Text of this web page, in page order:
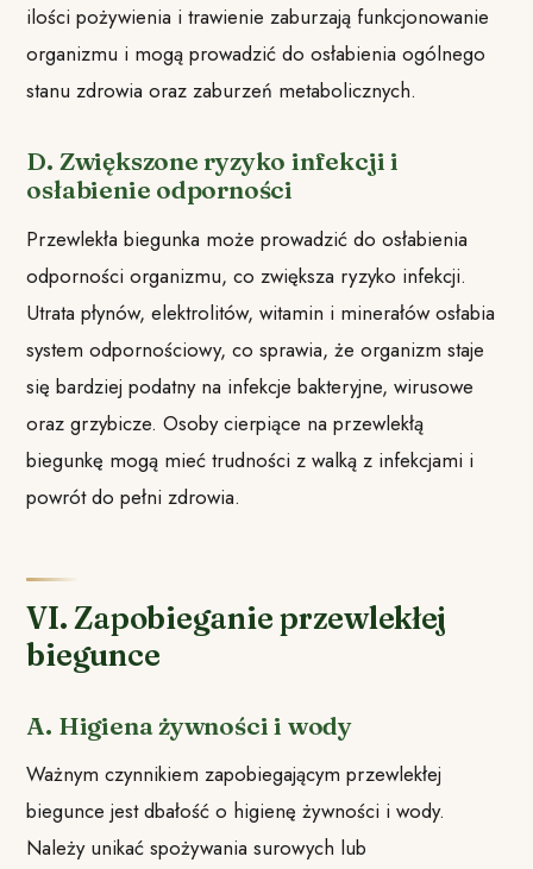
ilości pożywienia i trawienie zaburzają funkcjonowanie
organizmu i mogą prowadzić do osłabienia ogólnego
stanu zdrowia oraz zaburzeń metabolicznych.
D. Zwiększone ryzyko infekcji i
osłabienie odporności
Przewlekła biegunka może prowadzić do osłabienia
odporności organizmu, co zwiększa ryzyko infekcji.
Utrata płynów, elektrolitów, witamin i minerałów osłabia
system odpornościowy, co sprawia, że organizm staje
się bardziej podatny na infekcje bakteryjne, wirusowe
oraz grzybicze. Osoby cierpiące na przewlekłą
biegunkę mogą mieć trudności z walką z infekcjami i
powrót do pełni zdrowia.
VI. Zapobieganie przewlekłej
biegunce
A. Higiena żywności i wody
Ważnym czynnikiem zapobiegającym przewlekłej
biegunce jest dbałość o higienę żywności i wody.
Należy unikać spożywania surowych lub